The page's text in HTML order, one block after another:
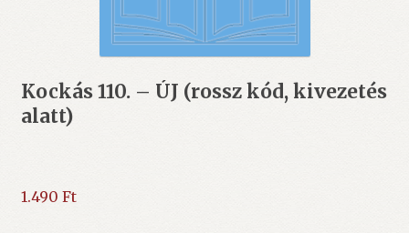
Kockás 110. – ÚJ (rossz kód, kivezetés
alatt)
1.490 Ft